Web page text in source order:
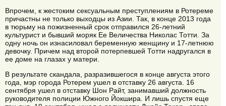
Впрочем, к жестоким сексуальным преступлениям в Ротереме
причастны не только выходцы из Азии. Так, в конце 2013 года
в тюрьму на пожизненный срок отправился 26-летний
культурист и бывший моряк Ее Величества Николас Тотти. За
одну ночь он изнасиловал беременную женщину и 17-летнюю
девочку. Причем над второй потерпевшей Тотти надругался в
ее доме на глазах у матери.
В результате скандала, разразившегося в конце августа этого
года, мэр города Ротерем ушел в отставку 26 августа. 16
сентября ушел в отставку Шон Райт, занимавший должность
руководителя полиции Южного Йокшира. И лишь спустя еще